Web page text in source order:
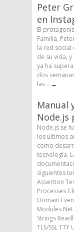
Peter
en
El
Familia,
la red
de su vida,
ya ha
dos
las ...→
Manual
Node.js
Node.js se
los últimos
como
tecnología.
siguientes
Assertion
Processes
Domain
Modules
Strings
TLS/SSL